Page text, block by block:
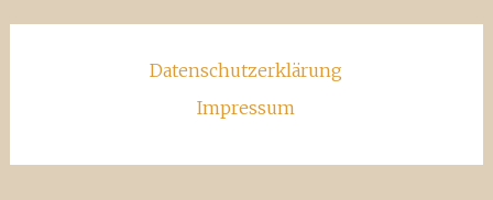
Datenschutzerklärung
Impressum